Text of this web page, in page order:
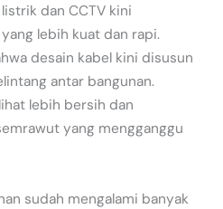
dan CCTV kini
lebih kuat dan rapi.
desain kabel kini disusun
antar bangunan.
lebih bersih dan
yang mengganggu
sudah mengalami banyak